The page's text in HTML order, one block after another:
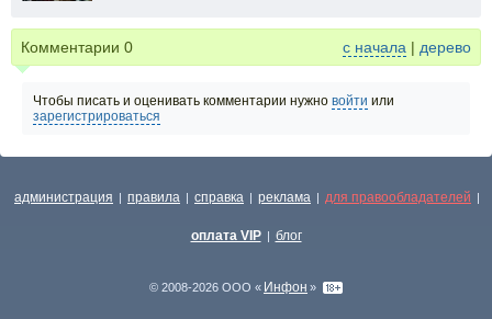
Комментарии 0 с начала | дерево
Чтобы писать и оценивать комментарии нужно войти или
зарегистрироваться
администрация | правила | справка | реклама | для правообладателей |
оплата VIP | блог
© 2008-2026 ООО « Инфон »